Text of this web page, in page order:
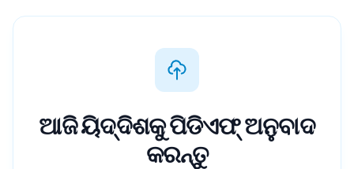
ଆଜି ୟିଦ୍ଦିଶକୁ ପିଡିଏଫ୍ ଅନୁବାଦ
କରନ୍ତୁ